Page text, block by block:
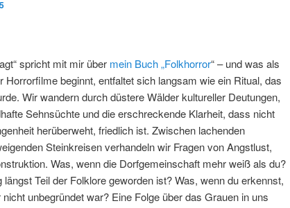
spricht mit mir über mein Buch „Folkhorror“ – und was als
Horrorfilme beginnt, entfaltet sich langsam wie ein Ritual, das
Wir wandern durch düstere Wälder kultureller Deutungen,
Sehnsüchte und die erschreckende Klarheit, dass nicht
herüberweht, friedlich ist. Zwischen lachenden
Steinkreisen verhandeln wir Fragen von Angstlust,
Was, wenn die Dorfgemeinschaft mehr weiß als du?
Teil der Folklore geworden ist? Was, wenn du erkennst,
unbegründet war? Eine Folge über das Grauen in uns